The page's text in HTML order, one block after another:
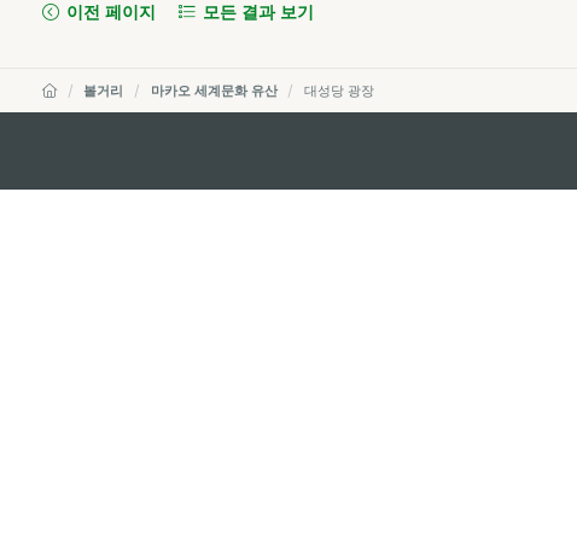
이전 페이지 모든 결과 보기
볼거리 마카오 세계문화 유산 대성당 광장